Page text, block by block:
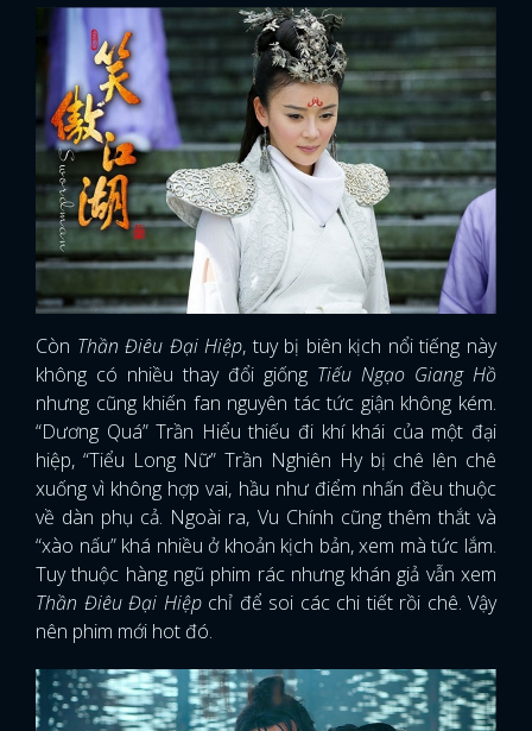
x
ĐĂNG NHẬP
Còn Thần Điêu Đại Hiệp, tuy bị biên kịch nổi tiếng này
không có nhiều thay đổi giống Tiếu Ngạo Giang Hồ
nhưng cũng khiến fan nguyên tác tức giận không kém.
“Dương Quá” Trần Hiểu thiếu đi khí khái của một đại
hiệp, “Tiểu Long Nữ” Trần Nghiên Hy bị chê lên chê
xuống vì không hợp vai, hầu như điểm nhấn đều thuộc
về dàn phụ cả. Ngoài ra, Vu Chính cũng thêm thắt và
“xào nấu” khá nhiều ở khoản kịch bản, xem mà tức lắm.
Tuy thuộc hàng ngũ phim rác nhưng khán giả vẫn xem
Thần Điêu Đại Hiệp chỉ để soi các chi tiết rồi chê. Vậy
nên phim mới hot đó.